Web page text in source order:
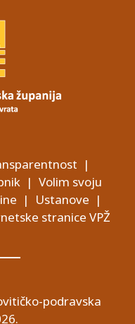
|
| Volim svoju
| Ustanove |
stranice VPŽ
podravska